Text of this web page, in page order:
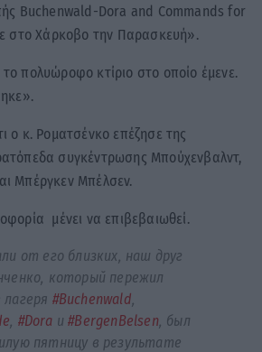
Buchenwald-Dora and Commands for
στο Χάρκοβο την Παρασκευή».
πολυώροφο κτίριο στο οποίο έμενε.
ο κ. Ροματσένκο επέζησε της
συγκέντρωσης Μπούχενβαλντ,
Μπέργκεν Μπέλσεν.
μένει να επιβεβαιωθεί.
от его близких, наш друг
который пережил
#Buchenwald,
, #Dora и#BergenBelsen, был
пятницу в результате